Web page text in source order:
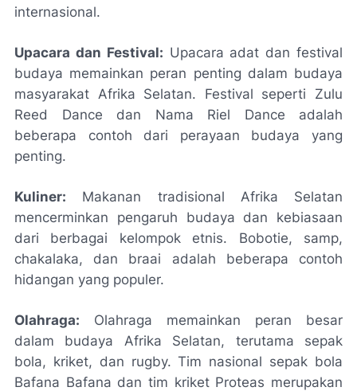
internasional.
Upacara dan Festival: Upacara adat dan festival
budaya memainkan peran penting dalam budaya
masyarakat Afrika Selatan. Festival seperti Zulu
Reed Dance dan Nama Riel Dance adalah
beberapa contoh dari perayaan budaya yang
penting.
Kuliner: Makanan tradisional Afrika Selatan
mencerminkan pengaruh budaya dan kebiasaan
dari berbagai kelompok etnis. Bobotie, samp,
chakalaka, dan braai adalah beberapa contoh
hidangan yang populer.
Olahraga: Olahraga memainkan peran besar
dalam budaya Afrika Selatan, terutama sepak
bola, kriket, dan rugby. Tim nasional sepak bola
Bafana Bafana dan tim kriket Proteas merupakan